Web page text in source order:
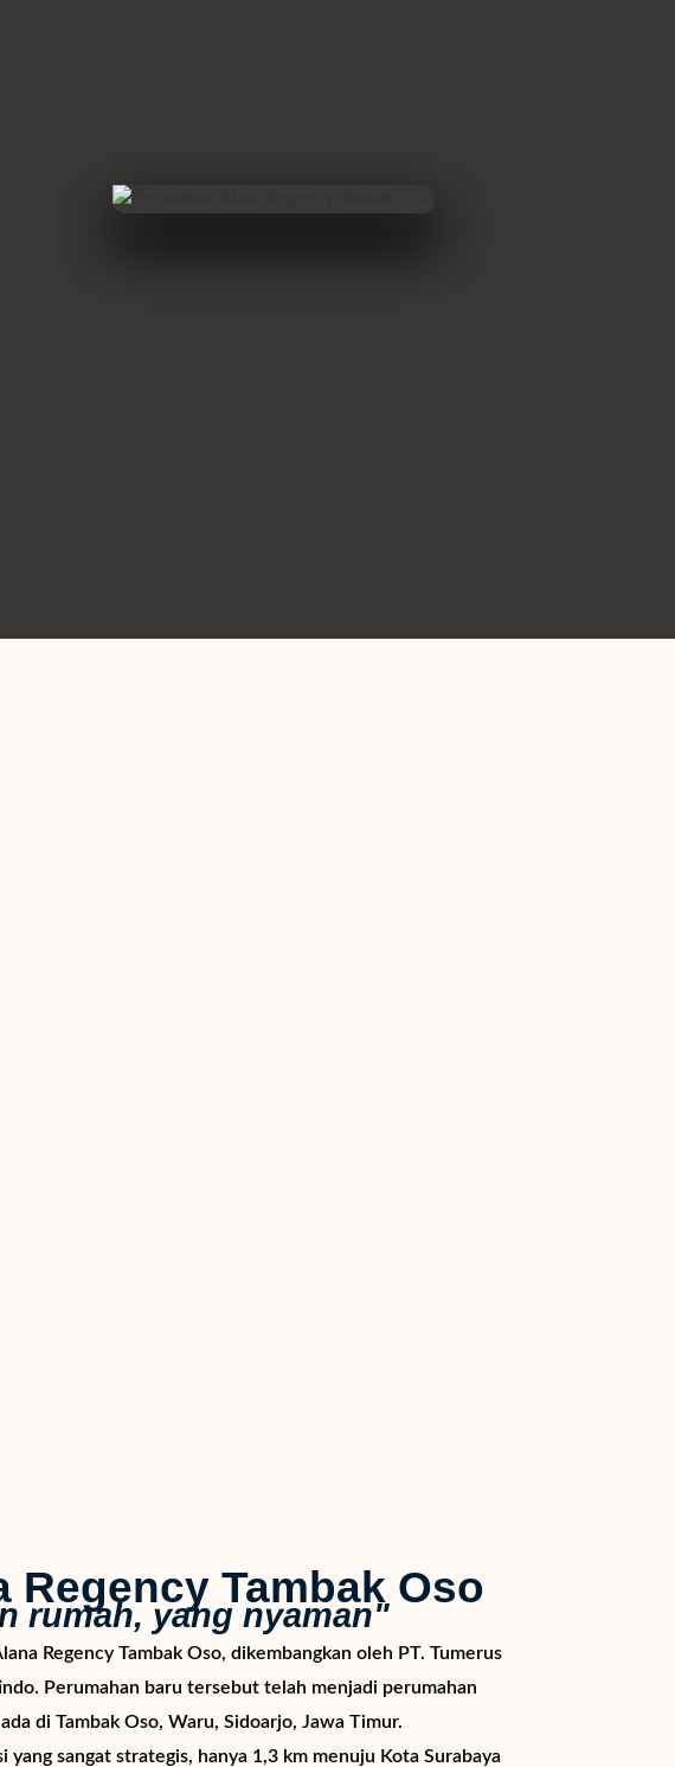
Regency Tambak Oso
rumah, yang nyaman"
Regency Tambak Oso, dikembangkan oleh PT. Tumerus
Perumahan baru tersebut telah menjadi perumahan
di Tambak Oso, Waru, Sidoarjo, Jawa Timur.
yang sangat strategis, hanya 1,3 km menuju Kota Surabaya